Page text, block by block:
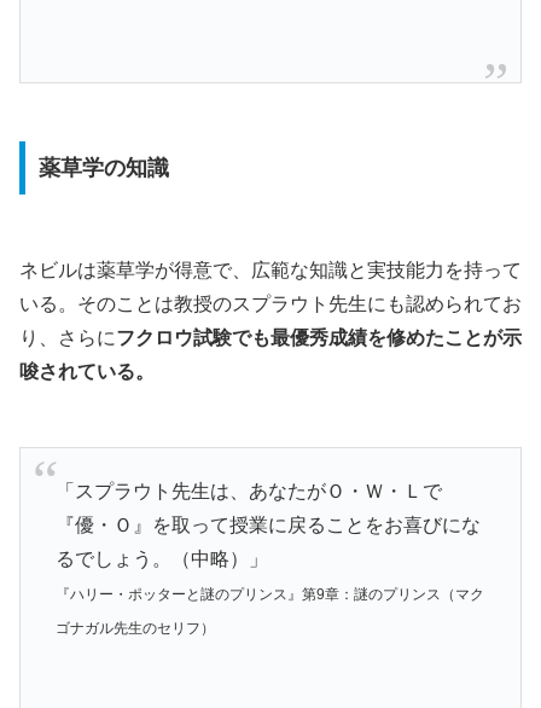
薬草学の知識
ネビルは薬草学が得意で、広範な知識と実技能力を持って
いる。そのことは教授のスプラウト先生にも認められてお
り、さらにフクロウ試験でも最優秀成績を修めたことが示
唆されている。
「スプラウト先生は、あなたがＯ・Ｗ・Ｌで
『優・Ｏ』を取って授業に戻ることをお喜びにな
るでしょう。（中略）」
『ハリー・ポッターと謎のプリンス』第9章：謎のプリンス（マク
ゴナガル先生のセリフ）